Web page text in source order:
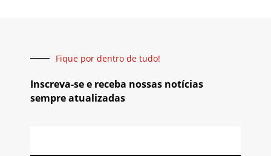
Fique por dentro de tudo!
Inscreva-se e receba nossas notícias
sempre atualizadas